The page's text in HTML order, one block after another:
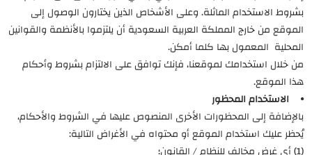
بشروط الاستخدام الماثلة. وعلى الأشخاص الذين يختارون الوصول إلى
الموقع من خارج المملكة العربية السعودية أن يلتزموا بالأنظمة والقوانين
المحلية المعمول بها كلما أمكن.
من خلال استخدامك لموقعنا، فإنك توافق على الالتزام بشروط وأحكام
هذا الموقع.
⦁ الاستخدام المحظور
بالإضافة إلى المحظورات الأخرى المنصوص عليها في الشروط والأحكام،
يُحظر عليك استخدام الموقع أو محتواه في الأغراض التالية:
(1) أي غرض مخالف للنظام / القانون؛